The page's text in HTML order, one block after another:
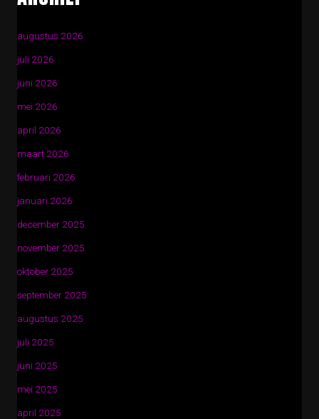
augustus 2026
juli 2026
juni 2026
mei 2026
april 2026
maart 2026
februari 2026
januari 2026
december 2025
november 2025
oktober 2025
september 2025
augustus 2025
juli 2025
juni 2025
mei 2025
april 2025